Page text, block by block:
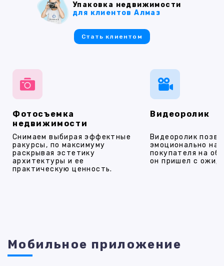
Фотосъемка
недвижимости
Снимаем выбирая эффектные
ракурсы, по максимуму
раскрывая эстетику
архитектуры и ее
практическую ценность.
Видеоролик
Видеоролик
эмоционально
покупателя на
он пришел с
Упаковка недвижимости
для клиентов Алмаз
Стать клиентом
Мобильное приложение